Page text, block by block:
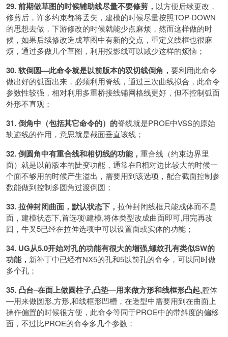
29. 前期做草图的时候辅助线尽量不要修剪， 以方便后续更改，
修剪后，许多约束都将丢失，建模的时候尽量按照TOP-DOWN
的思想去做，下游修改的时候就能少点麻烦，然而这样做的时
候，如果后续修改造成草图中有新的交点，重定义线框也很麻
烦，通过多做几个草图，利用投影线可以减少这样的烦恼；
30. 软倒圆—此命令就是以前版本的双切线倒角， 要利用此命令
做出好的弧面出来，必须利用脊线，通过三次曲线拟合，此命令
参数性较强，相对利用多重桥接线铺网格线更好，但不控制弧面
外形不直观；
31. 倒角中（包括其它命令的）的脊线就是PROE中VSS的原始
轨迹线的作用，意思就是截面垂直该线；
32. 倒圆角中有重合线和相切线的功能， 重合线（约束边界里
面）就是以前版本的陡变功能，通常在R相对边比较大的时候一
个面不够用的时候产生溢出，需要用到该选项，配合截面控制参
数能做到控制多圆角过渡倒圆；
33. 拉伸封闭曲面，默认状态下， 拉伸封闭线框只能成体而不是
面，建模状态下,首选项\建模,将体类型改成曲面即可,用完再改
回，牛叉5已经在拉伸选项中可以设置面或实体的功能；
34. UG从5.0开始对孔的功能有很大的增强,螺纹孔有类似SW的
功能， 新补丁中已经有NX5的孔和5以前孔的命令，可以同时做
多个孔；
35. 凸台–在面上做圆柱子,凸垫—用来做方形和线框形凸起,腔体
—用来做圆形,方形,和线框形凹槽，在造型中需要用到在曲面上
操作偏置的时候很方便，此命令等同于PROE中的带斜度的偏移
面，不过比PROE的命令多几个参数；